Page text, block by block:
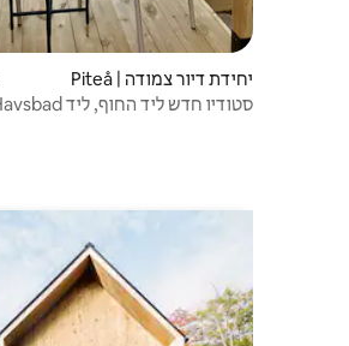
יחידת דיור צמודה | Piteå
סטודיו חדש ליד החוף, ליד Pite Havsbad